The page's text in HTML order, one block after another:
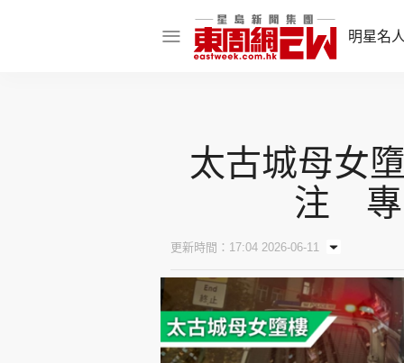
明星名
話題人物
東周食玩通
樂在灣區
太古城母女
注 專
更新時間：17:04 2026-06-11